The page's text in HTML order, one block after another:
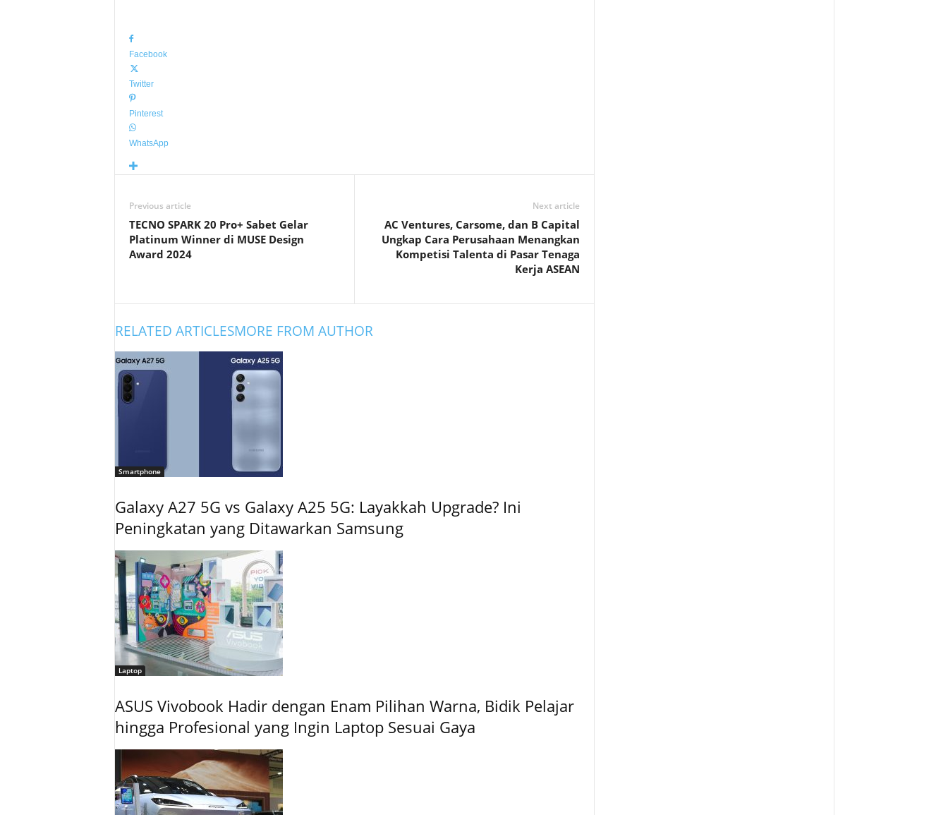
Facebook
Twitter
Pinterest
WhatsApp
Previous article
TECNO SPARK 20 Pro+ Sabet Gelar
Platinum Winner di MUSE Design
Award 2024
Next article
AC Ventures, Carsome, dan B Capital
Ungkap Cara Perusahaan Menangkan
Kompetisi Talenta di Pasar Tenaga
Kerja ASEAN
RELATED ARTICLESMORE FROM AUTHOR
Smartphone
Galaxy A27 5G vs Galaxy A25 5G: Layakkah Upgrade? Ini
Peningkatan yang Ditawarkan Samsung
Laptop
ASUS Vivobook Hadir dengan Enam Pilihan Warna, Bidik Pelajar
hingga Profesional yang Ingin Laptop Sesuai Gaya